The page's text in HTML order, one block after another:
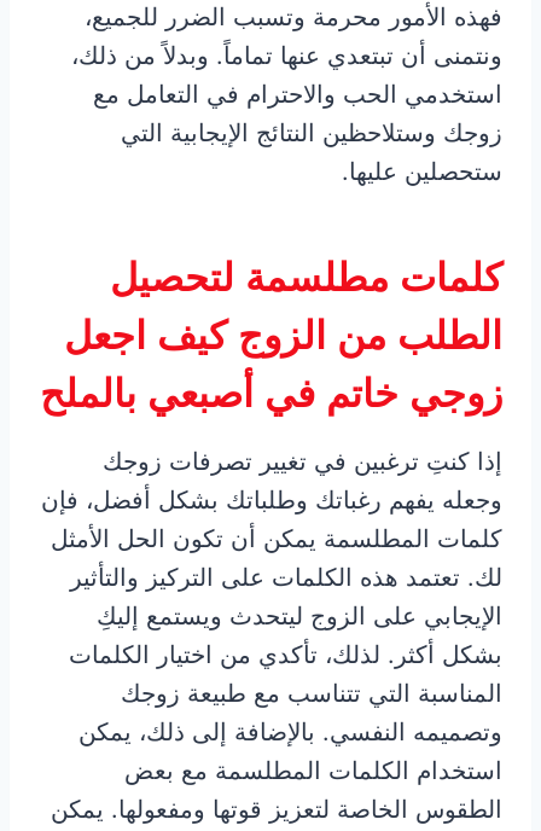
فهذه الأمور محرمة وتسبب الضرر للجميع،
ونتمنى أن تبتعدي عنها تماماً. وبدلاً من ذلك،
استخدمي الحب والاحترام في التعامل مع
زوجك وستلاحظين النتائج الإيجابية التي
ستحصلين عليها.
كلمات مطلسمة لتحصيل
الطلب من الزوج كيف اجعل
زوجي خاتم في أصبعي بالملح
إذا كنتِ ترغبين في تغيير تصرفات زوجك
وجعله يفهم رغباتك وطلباتك بشكل أفضل، فإن
كلمات المطلسمة يمكن أن تكون الحل الأمثل
لك. تعتمد هذه الكلمات على التركيز والتأثير
الإيجابي على الزوج ليتحدث ويستمع إليكِ
بشكل أكثر. لذلك، تأكدي من اختيار الكلمات
المناسبة التي تتناسب مع طبيعة زوجك
وتصميمه النفسي. بالإضافة إلى ذلك، يمكن
استخدام الكلمات المطلسمة مع بعض
الطقوس الخاصة لتعزيز قوتها ومفعولها. يمكن